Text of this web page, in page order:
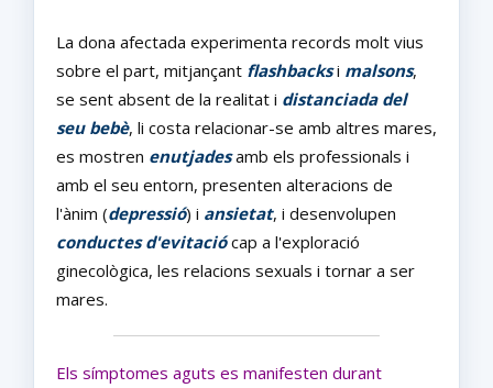
La dona afectada experimenta records molt vius
sobre el part, mitjançant flashbacksi malsons,
se sent absent de la realitat i distanciada del
seu bebè, li costa relacionar-se amb altres mares,
es mostren enutjadesamb els professionals i
amb el seu entorn, presenten alteracions de
l'ànim (depressió) i ansietat, i desenvolupen
conductes d'evitaciócap a l'exploració
ginecològica, les relacions sexuals i tornar a ser
mares.
Els símptomes aguts es manifesten durant